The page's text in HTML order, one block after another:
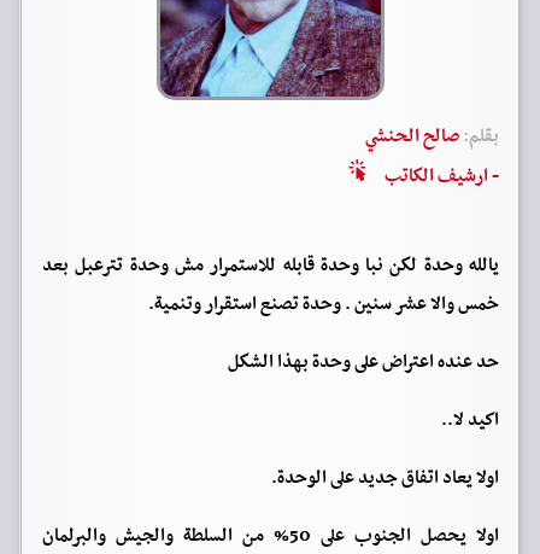
بقلم:صالح الحنشي
- ارشيف الكاتب
يالله وحدة لكن نبا وحدة قابله للاستمرار مش وحدة تترعبل بعد
خمس والا عشر سنين . وحدة تصنع استقرار وتنمية.
حد عنده اعتراض على وحدة بهذا الشكل
اكيد لا..
اولا يعاد اتفاق جديد على الوحدة.
اولا يحصل الجنوب على 50% من السلطة والجيش والبرلمان